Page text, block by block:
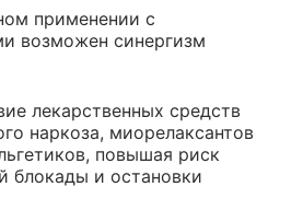
применении с
возможен синергизм
лекарственных средств
наркоза, миорелаксантов
повышая риск
блокады и остановки